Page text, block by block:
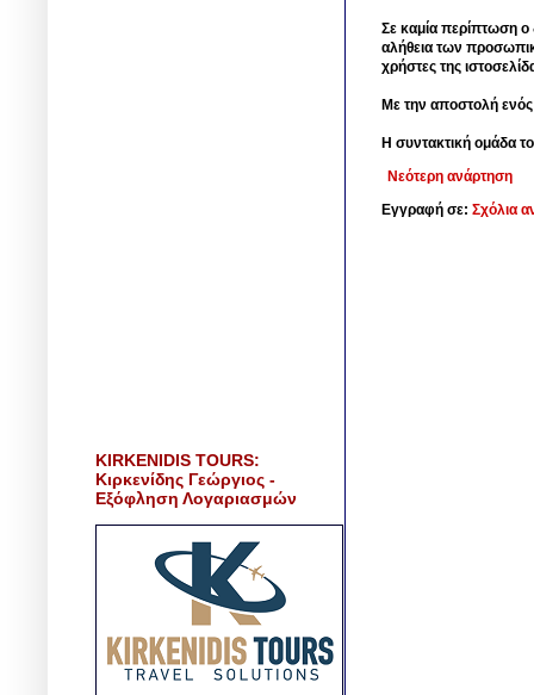
Σε καμία περίπτωση ο
αλήθεια των
χρήστες της
Με την αποστολή
Η συντακτική ομάδα
Νεότερη ανάρτηση
Εγγραφή σε: Σχόλια
KIRKENIDIS TOURS:
Κιρκενίδης Γεώργιος -
Εξόφληση Λογαριασμών